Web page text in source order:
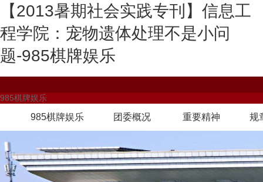
【2013暑期社会实践专刊】信息工
程学院：宠物遗体处理不是小问
题-985棋牌娱乐
985棋牌娱乐
985棋牌娱乐 团委概况 重要精神 规